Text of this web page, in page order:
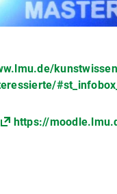
https://